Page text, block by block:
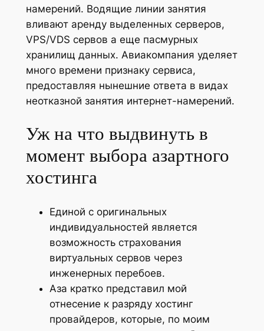
намерений. Водящие линии занятия
вливают аренду выделенных серверов,
VPS/VDS сервов а еще пасмурных
хранилищ данных. Авиакомпания уделяет
много времени признаку сервиса,
предоставляя нынешние ответа в видах
неотказной занятия интернет-намерений.
Уж на что выдвинуть в
момент выбора азартного
хостинга
Единой с оригинальных
индивидуальностей является
возможность страхования
виртуальных сервов через
инженерных перебоев.
Аза кратко представил мой
отнесение к разряду хостинг
провайдеров, которые, по моим